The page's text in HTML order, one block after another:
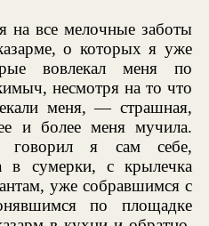
на все мелочные заботы
о которых я уже
вовлекал меня по
несмотря на то что
меня, — страшная,
и более меня мучила.
я сам себе,
в сумерки, с крылечка
уже собравшимся с
по площадке